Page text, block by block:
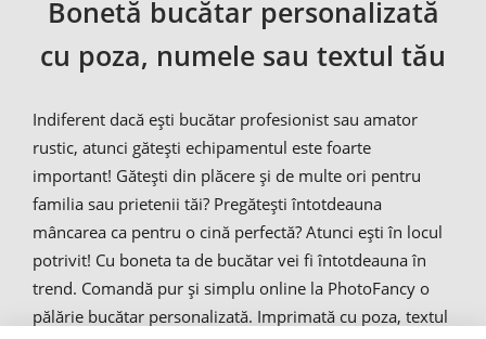
Bonetă bucătar personalizată
cu poza, numele sau textul tău
Indiferent dacă ești bucătar profesionist sau amator
rustic, atunci gătești echipamentul este foarte
important! Gătești din plăcere și de multe ori pentru
familia sau prietenii tăi? Pregătești întotdeauna
mâncarea ca pentru o cină perfectă? Atunci ești în locul
potrivit! Cu boneta ta de bucătar vei fi întotdeauna în
trend. Comandă pur și simplu online la PhotoFancy o
pălărie bucătar personalizată. Imprimată cu poza, textul